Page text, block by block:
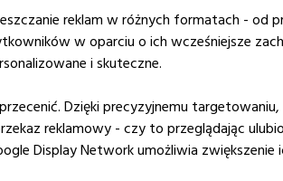
reklam w różnych formatach -
w oparciu o ich wcześniejsze
i skuteczne.
Dzięki precyzyjnemu
reklamowy - czy to przeglądając
Display Network umożliwia zwiększenie